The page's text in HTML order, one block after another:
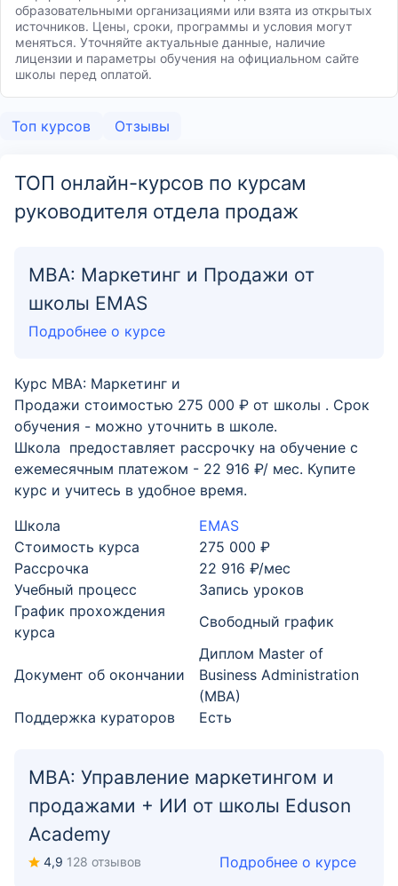
образовательными организациями или взята из открытых
источников. Цены, сроки, программы и условия могут
меняться. Уточняйте актуальные данные, наличие
лицензии и параметры обучения на официальном сайте
школы перед оплатой.
Топ курсов Отзывы
ТОП онлайн-курсов по курсам
руководителя отдела продаж
MBA: Маркетинг и Продажи от
школы EMAS
Подробнее о курсе
Курс MBA: Маркетинг и
Продажи стоимостью 275 000 ₽ от школы . Срок
обучения - можно уточнить в школе.
Школа предоставляет рассрочку на обучение с
ежемесячным платежом - 22 916 ₽/ мес. Купите
курс и учитесь в удобное время.
Школа
EMAS
Стоимость курса
275 000 ₽
Рассрочка
22 916 ₽/мес
Учебный процесс
Запись уроков
График прохождения
курса
Свободный график
Документ об окончании
Диплом Master of
Business Administration
(MBA)
Поддержка кураторов
Есть
MBA: Управление маркетингом и
продажами + ИИ от школы Eduson
Academy
4,9 128 отзывов Подробнее о курсе